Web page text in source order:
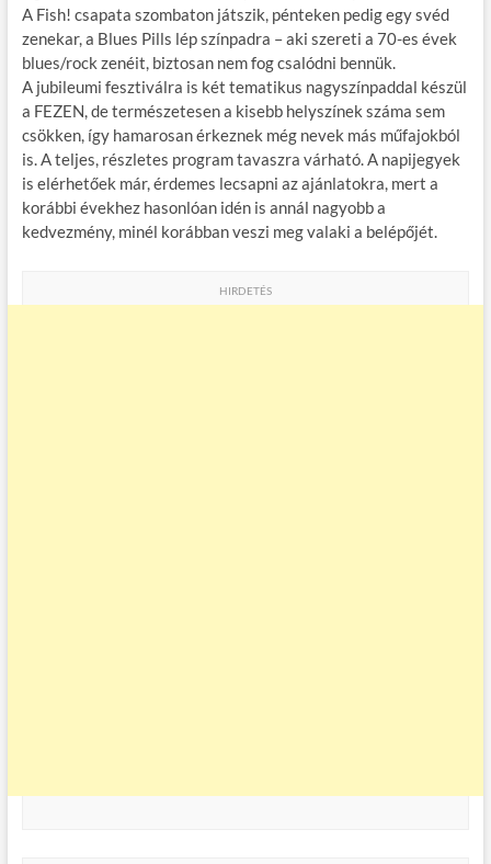
A Fish! csapata szombaton játszik, pénteken pedig egy svéd
zenekar, a Blues Pills lép színpadra – aki szereti a 70-es évek
blues/rock zenéit, biztosan nem fog csalódni bennük.
A jubileumi fesztiválra is két tematikus nagyszínpaddal készül
a FEZEN, de természetesen a kisebb helyszínek száma sem
csökken, így hamarosan érkeznek még nevek más műfajokból
is. A teljes, részletes program tavaszra várható. A napijegyek
is elérhetőek már, érdemes lecsapni az ajánlatokra, mert a
korábbi évekhez hasonlóan idén is annál nagyobb a
kedvezmény, minél korábban veszi meg valaki a belépőjét.
HIRDETÉS